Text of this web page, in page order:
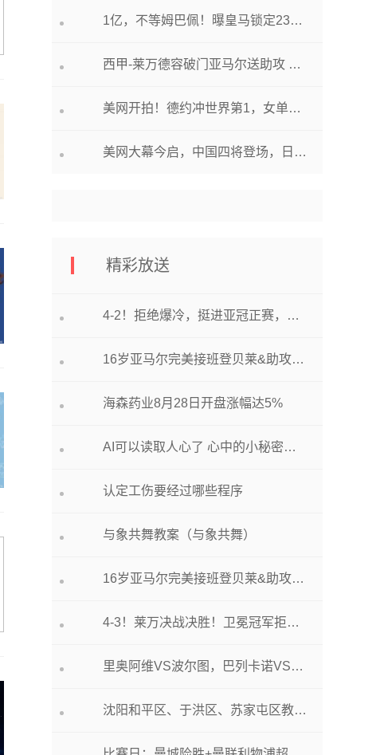
1亿，不等姆巴佩！曝皇马锁定23+14神锋，加价2000万打击大巴黎
西甲-莱万德容破门亚马尔送助攻 巴萨4-3黄潜迎两连胜
美网开拍！德约冲世界第1，女单卫冕冠军首秀，中国4人剑指开门红
美网大幕今启，中国四将登场，日本前一哥退赛，美国前一哥将退役
精彩放送
4-2！拒绝爆冷，挺进亚冠正赛，C罗气炸了，怒喷中国裁判
16岁亚马尔完美接班登贝莱&助攻 莱万费兰德容破门 巴萨4-3黄潜
海森药业8月28日开盘涨幅达5%
AI可以读取人心了 心中的小秘密还能藏多久?
认定工伤要经过哪些程序
与象共舞教案（与象共舞）
16岁亚马尔完美接班登贝莱&助攻 莱万费兰德容破门 巴萨4-3黄潜
4-3！莱万决战决胜！卫冕冠军拒绝被逆转，巴萨距榜首2分
里奥阿维VS波尔图，巴列卡诺VS马竞
沈阳和平区、于洪区、苏家屯区教育局最新曝光！